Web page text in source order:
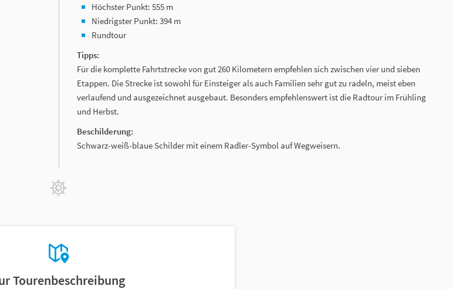
Höchster Punkt: 555 m
Niedrigster Punkt: 394 m
Rundtour
Tipps:
Für die komplette Fahrtstrecke von gut 260 Kilometern empfehlen sich zwischen vier und sieben
Etappen. Die Strecke ist sowohl für Einsteiger als auch Familien sehr gut zu radeln, meist eben
verlaufend und ausgezeichnet ausgebaut. Besonders empfehlenswert ist die Radtour im Frühling
und Herbst.
Beschilderung:
Schwarz-weiß-blaue Schilder mit einem Radler-Symbol auf Wegweisern.
Tourenbeschreibung